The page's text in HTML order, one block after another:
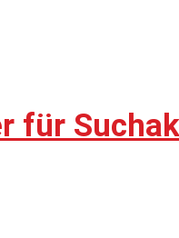
für